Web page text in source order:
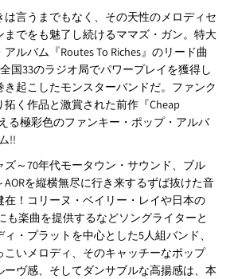
は言うまでもなく、その天性のメロディセ
までをも魅了し続けるママズ・ガン。特大
ルバム『Routes To Riches』のリード曲
全国33のラジオ局でパワープレイを獲得し
き起こしたモンスターバンドだ。ファンク
く作品と激賞された前作『Cheap
る極彩色のファンキー・ポップ・アルバ
!!
ズ～70年代モータウン・サウンド、ブル
を縦横無尽に行き来するずば抜けた音
！コリーヌ・ベイリー・レイや日本の
も楽曲を提供するなどソングライターと
・プラットを中心とした5人組バンド、
こいメロディ、そのキャッチーなポップ
ーヴ感、そしてダンサブルな高揚感は、本